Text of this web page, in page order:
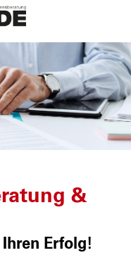
&
Erfolg!